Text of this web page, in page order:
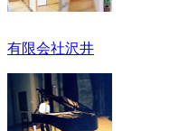
有限会社沢井